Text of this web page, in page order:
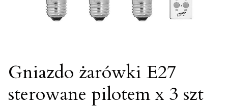
Gniazdo żarówki E27
sterowane pilotem x 3 szt